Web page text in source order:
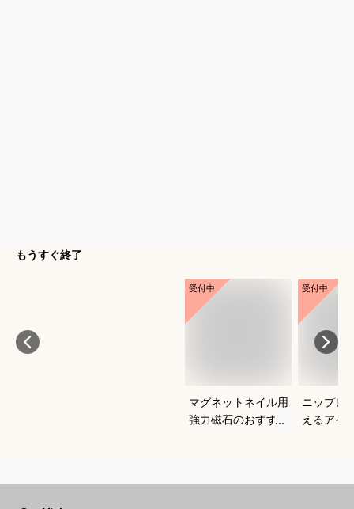
もうすぐ終了
受付中
マグネットネイル用
強力磁石のおすすめ
受付中
ニップレ
えるアイ